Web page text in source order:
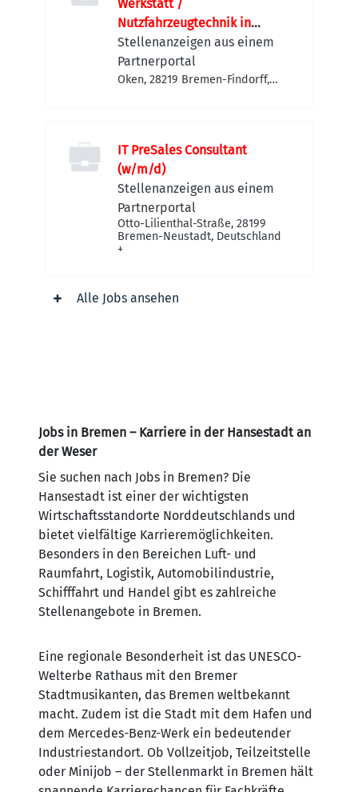
Werkstatt /
Nutzfahrzeugtechnik in
Bremen
Stellenanzeigen aus einem
Partnerportal
Oken, 28219 Bremen-Findorff,
IT PreSales Consultant
(w/m/d)
Stellenanzeigen aus einem
Partnerportal
Otto-Lilienthal-Straße, 28199
Bremen-Neustadt, Deutschland
+
Alle Jobs ansehen
Jobs in Bremen – Karriere in der Hansestadt an
der Weser
Sie suchen nach Jobs in Bremen? Die
Hansestadt ist einer der wichtigsten
Wirtschaftsstandorte Norddeutschlands und
bietet vielfältige Karrieremöglichkeiten.
Besonders in den Bereichen Luft- und
Raumfahrt, Logistik, Automobilindustrie,
Schifffahrt und Handel gibt es zahlreiche
Stellenangebote in Bremen.
Eine regionale Besonderheit ist das UNESCO-
Welterbe Rathaus mit den Bremer
Stadtmusikanten, das Bremen weltbekannt
macht. Zudem ist die Stadt mit dem Hafen und
dem Mercedes-Benz-Werk ein bedeutender
Industriestandort. Ob Vollzeitjob, Teilzeitstelle
oder Minijob – der Stellenmarkt in Bremen hält